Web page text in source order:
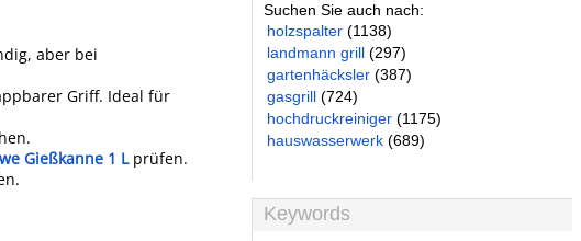
aber bei
Griff. Ideal für
Gießkanne 1 Lprüfen.
Suchen Sie auch nach:
holzspalter (1138)
landmann grill (297)
gartenhäcksler (387)
gasgrill (724)
hochdruckreiniger (1175)
hauswasserwerk (689)
Keywords